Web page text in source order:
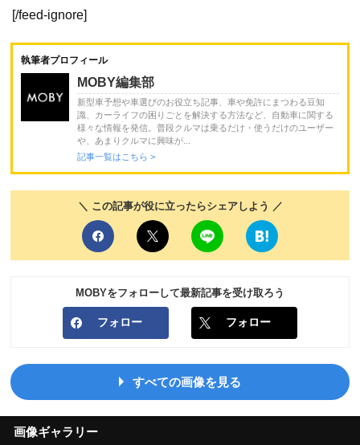
[/feed-ignore]
執筆者プロフィール
MOBY編集部
新型車予想や車選びのお役立ち記事、車や免許にまつわる豆知
識、カーライフの困りごとを解決する方法など、自動車に関する
様々な情報を発信。普段クルマは乗るだけ・使うだけのユーザー
や、あまりクルマに興味が...
記事一覧はこちら >
＼ この記事が役に立ったらシェアしよう ／
MOBYをフォローして最新記事を受け取ろう
フォロー フォロー
すべての画像を見る
画像ギャラリー